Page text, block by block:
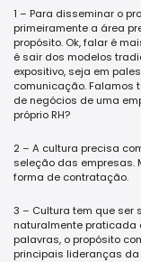
1 – Para disseminar o
primeiramente a área
propósito. Ok, falar é
é sair dos modelos
expositivo, seja em
comunicação. Falamos
de negócios de uma
próprio RH?
2 – A cultura precisa
seleção das empresas.
forma de contratação.
3 – Cultura tem que
naturalmente praticada
palavras, o propósito
principais lideranças da